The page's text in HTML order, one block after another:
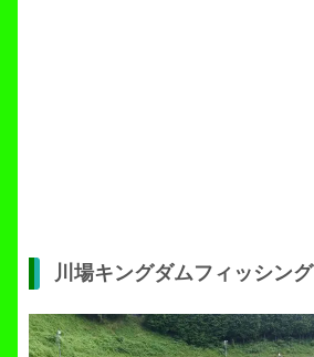
川場キングダムフィッシング